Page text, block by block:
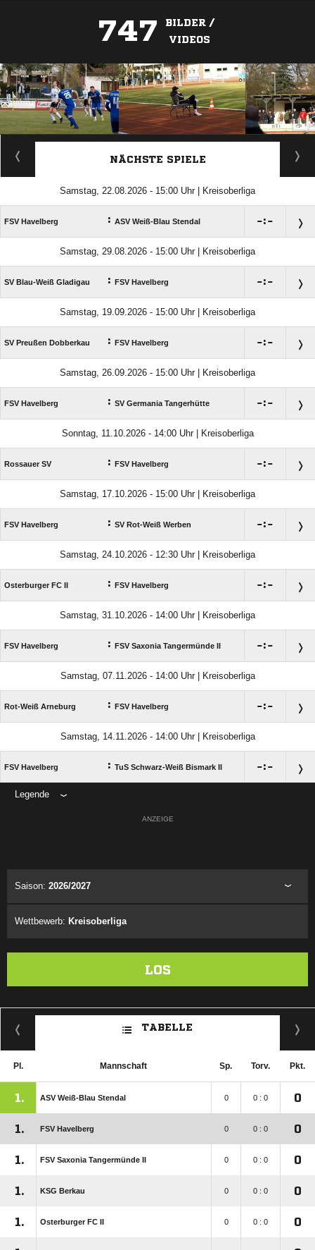
747
BILDER /
VIDEOS
ANZEIGE
NÄCHSTE SPIELE
Samstag, 22.08.2026 - 15:00 Uhr | Kreisoberliga
FSV Havelberg : ASV Weiß-Blau Stendal :
Samstag, 29.08.2026 - 15:00 Uhr | Kreisoberliga
SV Blau-Weiß Gladigau : FSV Havelberg :
Samstag, 19.09.2026 - 15:00 Uhr | Kreisoberliga
SV Preußen Dobberkau : FSV Havelberg :
Samstag, 26.09.2026 - 15:00 Uhr | Kreisoberliga
FSV Havelberg : SV Germania Tangerhütte :
Sonntag, 11.10.2026 - 14:00 Uhr | Kreisoberliga
Rossauer SV : FSV Havelberg :
Samstag, 17.10.2026 - 15:00 Uhr | Kreisoberliga
FSV Havelberg : SV Rot-Weiß Werben :
Samstag, 24.10.2026 - 12:30 Uhr | Kreisoberliga
Osterburger FC II : FSV Havelberg :
Samstag, 31.10.2026 - 14:00 Uhr | Kreisoberliga
FSV Havelberg : FSV Saxonia Tangermünde II :
Samstag, 07.11.2026 - 14:00 Uhr | Kreisoberliga
Rot-Weiß Arneburg : FSV Havelberg :
Samstag, 14.11.2026 - 14:00 Uhr | Kreisoberliga
FSV Havelberg : TuS Schwarz-Weiß Bismark II :
Legende
ANZEIGE
Saison: 2026/2027
Wettbewerb: Kreisoberliga
LOS
TABELLE
Pl. Mannschaft Sp. Torv. Pkt.
1. ASV Weiß-Blau Stendal 0 0 : 0 0
1. FSV Havelberg 0 0 : 0 0
1. FSV Saxonia Tangermünde II 0 0 : 0 0
1. KSG Berkau 0 0 : 0 0
1. Osterburger FC II 0 0 : 0 0